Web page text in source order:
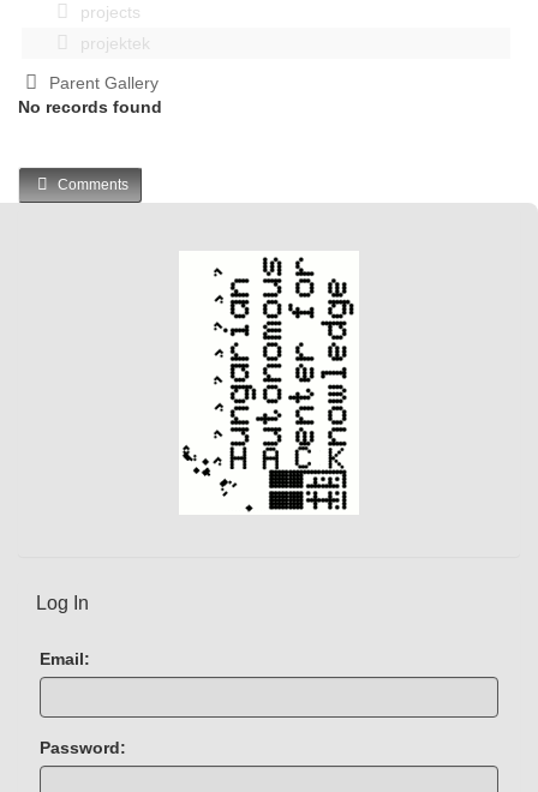
projects
projektek
Parent Gallery
No records found
Comments
Log In
Email:
Password: